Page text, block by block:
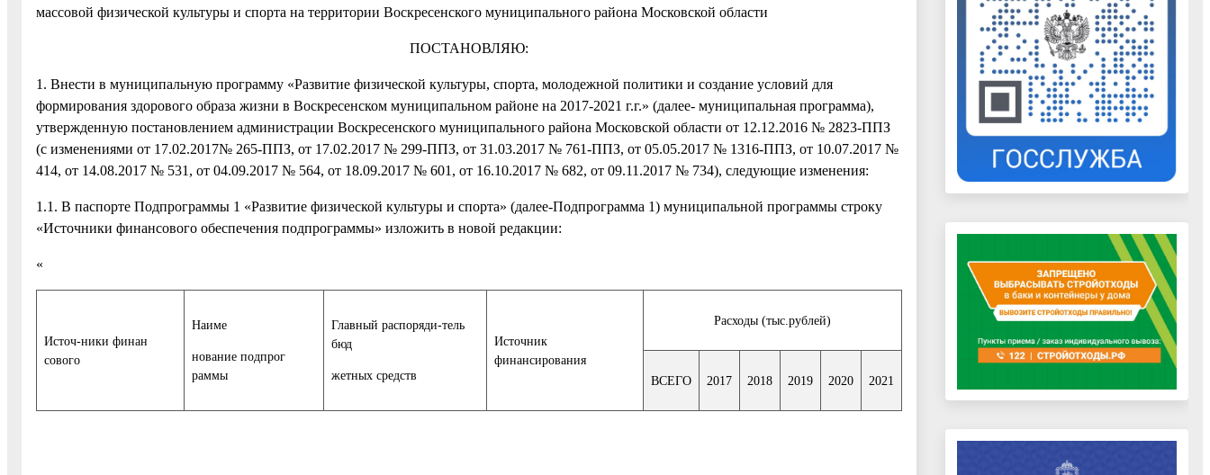
массовой физической культуры и спорта на территории Воскресенского муниципального района Московской области
ПОСТАНОВЛЯЮ:
1. Внести в муниципальную программу «Развитие физической культуры, спорта, молодежной политики и создание условий для
формирования здорового образа жизни в Воскресенском муниципальном районе на 2017-2021 г.г.» (далее- муниципальная программа),
утвержденную постановлением администрации Воскресенского муниципального района Московской области от 12.12.2016 № 2823-ППЗ
(с изменениями от 17.02.2017№ 265-ППЗ, от 17.02.2017 № 299-ППЗ, от 31.03.2017 № 761-ППЗ, от 05.05.2017 № 1316-ППЗ, от 10.07.2017 №
414, от 14.08.2017 № 531, от 04.09.2017 № 564, от 18.09.2017 № 601, от 16.10.2017 № 682, от 09.11.2017 № 734), следующие изменения:
1.1. В паспорте Подпрограммы 1 «Развитие физической культуры и спорта» (далее-Подпрограмма 1) муниципальной программы строку
«Источники финансового обеспечения подпрограммы» изложить в новой редакции:
«
Источ-ники финан
сового
Наиме
нование подпрог
раммы
Главный распоряди-тель
бюд
жетных средств
Источник
финансирования
Расходы (тыс.рублей)
ВСЕГО 2017 2018 2019 2020 2021